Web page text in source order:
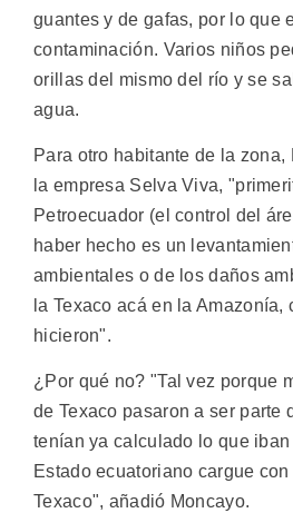
guantes y de gafas, por lo que
contaminación. Varios niños
orillas del mismo del río y se
agua.
Para otro habitante de la
la empresa Selva Viva,
Petroecuador (el control del
haber hecho es un
ambientales o de los daños
la Texaco acá en la Amazonía,
hicieron".
¿Por qué no? "Tal vez porque
de Texaco pasaron a ser parte
tenían ya calculado lo que iban
Estado ecuatoriano cargue
Texaco", añadió Moncayo.